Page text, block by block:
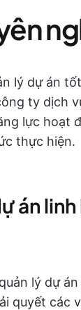
lý dự án
ty dịch
lực hoạt
thực hiện.
án
lý dự
quyết các